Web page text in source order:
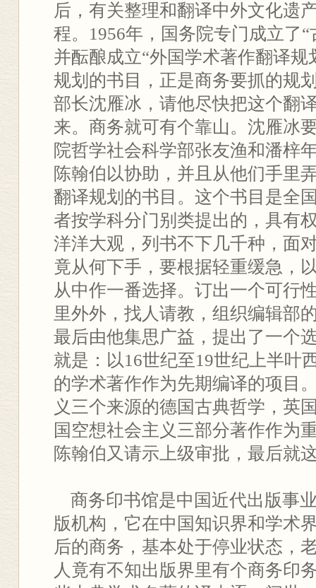
后，有关整理和翻译中外文化遗
程。1956年，国务院专门成立了
并酝酿成立“外国学术著作翻译规
规划的书目，正是商务要抓的规
部长沈雁冰，请他尽快把这个翻
来。商务就可有个靠山。沈雁冰
院哲学社会科学部张友渔和潘梓
陈翰伯以协助，并且从他们手里
翻译规划的书目。这个书目是全
者按学科分门别类提出的，具有
洋洋大观，列书不下几千种，面
竟从何下手，要根据轻重缓急，
从中作一番选择。订出一个可行
里外外，找人请教，组织编辑部
最后由他集思广益，提出了一个
就是：以16世纪至19世纪上半叶
的学术著作作为先期编译的项目
义三个来源的德国古典哲学，英
国空想社会主义三部分著作作为
陈翰伯又请示上级审批，最后就
商务印书馆是中国近代出版事
版机构，它在中国知识界和学术
后的商务，基本处于停业状态，
人竟有不知出版界里有个商务印